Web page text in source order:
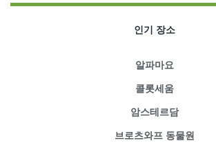
인기 장소
알파마요
콜롯세움
암스테르담
브로츠와프 동물원